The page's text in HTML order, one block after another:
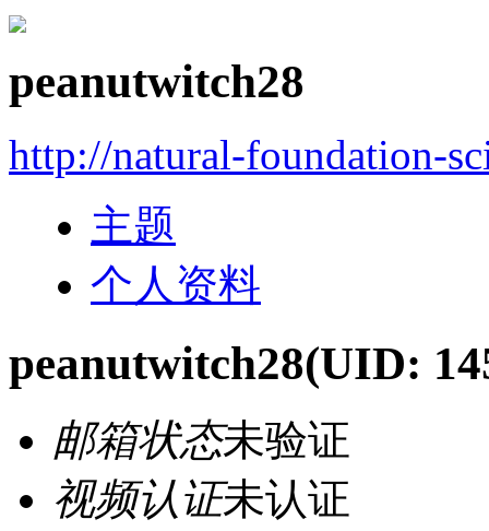
peanutwitch28
http://natural-foundation-
主题
个人资料
peanutwitch28(UID:
邮箱状态未验证
视频认证未认证